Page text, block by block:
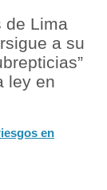
de Lima
a su
ley en
en